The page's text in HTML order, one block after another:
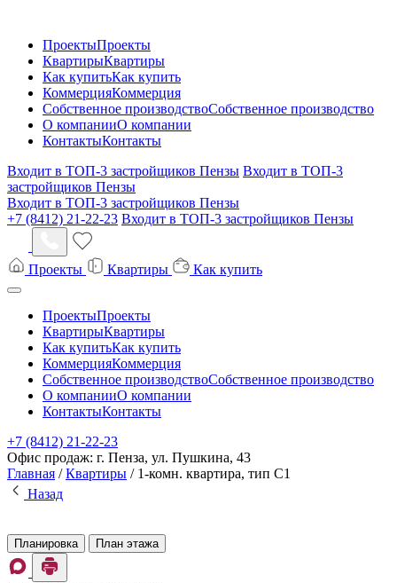
ПроектыПроекты
КвартирыКвартиры
Как купитьКак купить
КоммерцияКоммерция
Собственное производствоСобственное производство
О компанииО компании
КонтактыКонтакты
Входит в ТОП-3 застройщиков Пензы Входит в ТОП-3
застройщиков Пензы
Входит в ТОП-3 застройщиков Пензы
+7 (8412) 21-22-23 Входит в ТОП-3 застройщиков Пензы
Проекты Квартиры Как купить
ПроектыПроекты
КвартирыКвартиры
Как купитьКак купить
КоммерцияКоммерция
Собственное производствоСобственное производство
О компанииО компании
КонтактыКонтакты
+7 (8412) 21-22-23
Офис продаж: г. Пенза, ул. Пушкина, 43
Главная /Квартиры / 1-комн. квартира, тип С1
Назад
Планировка План этажа